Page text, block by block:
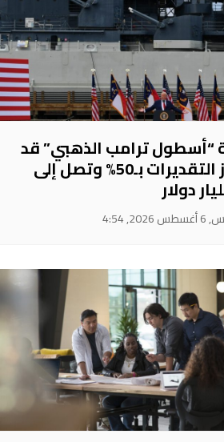
“أسطول ترامب الذهبي” قد
تتجاوز التقديرات بـ50% وتصل إلى
4:54